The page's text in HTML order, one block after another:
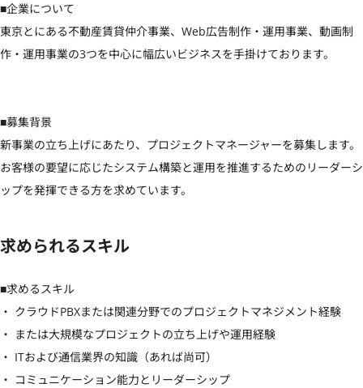
■企業について
東京とにある不動産賃貸仲介事業、Web広告制作・運用事業、動画制
作・運用事業の3つを中心に幅広いビジネスを手掛けております。
■募集背景
新事業の立ち上げにあたり、プロジェクトマネージャーを募集します。
お客様の要望に応じたシステム構築と運用を推進するためのリーダーシ
ップを発揮できる方を求めています。
求められるスキル
■求めるスキル
・ クラウドPBXまたは関連分野でのプロジェクトマネジメント経験
・ または大規模なプロジェクトの立ち上げや運用経験
・ ITおよび通信業界の知識（あれば尚可）
・ コミュニケーション能力とリーダーシップ